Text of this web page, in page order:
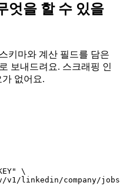
엇을 할 수 있을
키마와 계산 필드를 담은
보내드려요. 스크래핑 인
없어요.
\
v1/linkedin/company/